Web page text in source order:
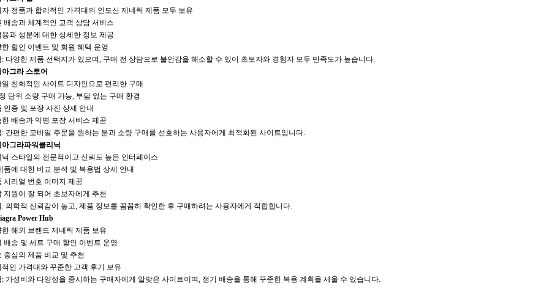
자 정품과 합리적인 가격대의 인도산 제네릭 제품 모두 보유
배송과 체계적인 고객 상담 서비스
용과 성분에 대한 상세한 정보 제공
한 할인 이벤트 및 회원 혜택 운영
: 다양한 제품 선택지가 있으며, 구매 전 상담으로 불안감을 해소할 수 있어 초보자와 경험자 모두 만족도가 높습니다.
아그라 스토어
일 친화적인 사이트 디자인으로 편리한 구매
단위 소량 구매 가능, 부담 없는 구매 환경
인증 및 포장 사진 상세 안내
한 배송과 익명 포장 서비스 제공
: 간편한 모바일 주문을 원하는 분과 소량 구매를 선호하는 사용자에게 최적화된 사이트입니다.
아그라파워클리닉
닉 스타일의 전문적이고 신뢰도 높은 인터페이스
품에 대한 비교 분석 및 복용법 상세 안내
시리얼 번호 이미지 제공
지원이 잘 되어 초보자에게 추천
: 의학적 신뢰감이 높고, 제품 정보를 꼼꼼히 확인한 후 구매하려는 사용자에게 적합합니다.
Power Hub
한 해외 브랜드 제네릭 제품 보유
배송 및 세트 구매 할인 이벤트 운영
중심의 제품 비교 및 추천
적인 가격대와 꾸준한 고객 후기 보유
: 가성비와 다양성을 중시하는 구매자에게 알맞은 사이트이며, 정기 배송을 통해 꾸준한 복용 계획을 세울 수 있습니다.